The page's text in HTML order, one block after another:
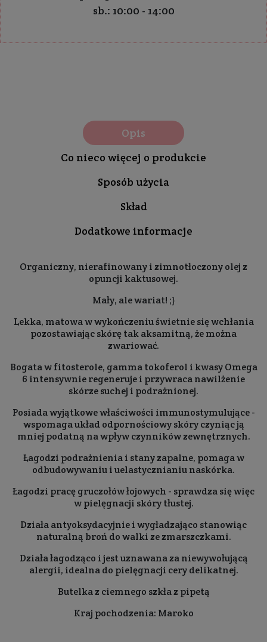
sb.: 10:00 - 14:00
Opis
Co nieco więcej o produkcie
Sposób użycia
Skład
Dodatkowe informacje
Organiczny, nierafinowany i zimnotłoczony olej z
opuncji kaktusowej.
Mały, ale wariat! ;)
Lekka, matowa w wykończeniu świetnie się wchłania
pozostawiając skórę tak aksamitną, że można
zwariować.
Bogata w fitosterole, gamma tokoferol i kwasy Omega
6 intensywnie regeneruje i przywraca nawilżenie
skórze suchej i podrażnionej.
Posiada wyjątkowe właściwości immunostymulujące -
wspomaga układ odpornościowy skóry czyniąc ją
mniej podatną na wpływ czynników zewnętrznych.
Łagodzi podrażnienia i stany zapalne, pomaga w
odbudowywaniu i uelastycznianiu naskórka.
Łagodzi pracę gruczołów łojowych - sprawdza się więc
w pielęgnacji skóry tłustej.
Działa antyoksydacyjnie i wygładzająco stanowiąc
naturalną broń do walki ze zmarszczkami.
Działa łagodząco i jest uznawana za niewywołującą
alergii, idealna do pielęgnacji cery delikatnej.
Butelka z ciemnego szkła z pipetą
Kraj pochodzenia: Maroko